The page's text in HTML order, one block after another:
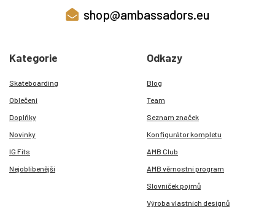
shop@ambassadors.eu
Kategorie
Skateboarding
Oblečení
Doplňky
Novinky
IG Fits
Nejoblíbenější
Odkazy
Blog
Team
Seznam značek
Konfigurátor kompletu
AMB Club
AMB věrnostní program
Slovníček pojmů
Výroba vlastních designů